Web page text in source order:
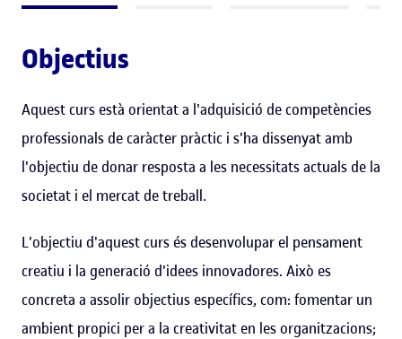
Objectius
Aquest curs està orientat a l'adquisició de competències
professionals de caràcter pràctic i s'ha dissenyat amb
l'objectiu de donar resposta a les necessitats actuals de la
societat i el mercat de treball.
L'objectiu d'aquest curs és desenvolupar el pensament
creatiu i la generació d'idees innovadores. Això es
concreta a assolir objectius específics, com: fomentar un
ambient propici per a la creativitat en les organitzacions;